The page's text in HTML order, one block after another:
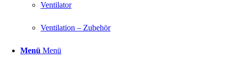
Ventilator
Ventilation – Zubehör
Menü Menü